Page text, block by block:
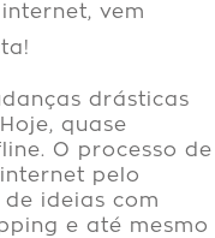
vem
drásticas
quase
O processo de
pelo
ideias com
e até mesmo